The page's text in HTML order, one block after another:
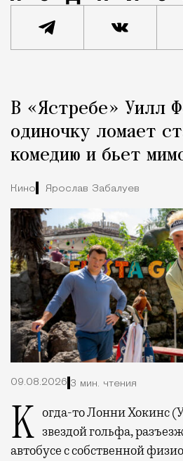
Город
В «Ястребе» Уилл
одиночку ломает
комедию и бьет
Кино Ярослав Забалуев
09.08.2026 3 мин. чтения
Когда-то Лонни Хокинс (Уилл Феррелл) был звездой гольфа,
автобусе с собственной